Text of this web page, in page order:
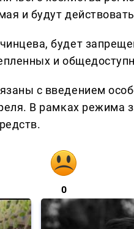
и будут
будет
и
с введением
В рамках режима
0